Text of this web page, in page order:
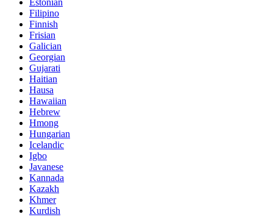
Estonian
Filipino
Finnish
Frisian
Galician
Georgian
Gujarati
Haitian
Hausa
Hawaiian
Hebrew
Hmong
Hungarian
Icelandic
Igbo
Javanese
Kannada
Kazakh
Khmer
Kurdish